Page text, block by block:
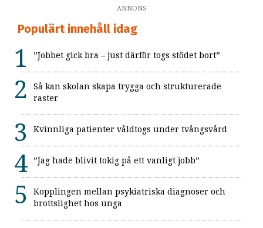
ANNONS
Populärt innehåll idag
”Jobbet gick bra – just därför togs stödet bort”
Så kan skolan skapa trygga och strukturerade
raster
Kvinnliga patienter våldtogs under tvångsvård
”Jag hade blivit tokig på ett vanligt jobb”
Kopplingen mellan psykiatriska diagnoser och
brottslighet hos unga